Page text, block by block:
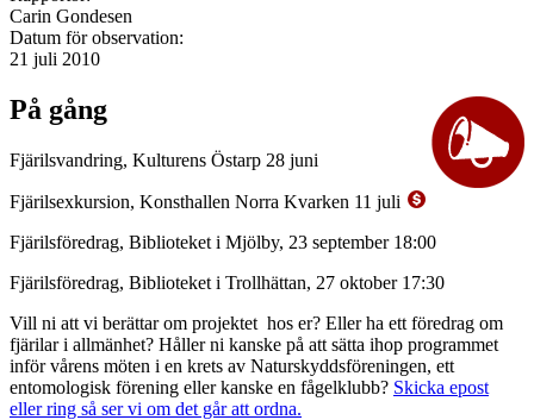
Carin Gondesen
Datum för observation:
21 juli 2010
På gång
Fjärilsvandring, Kulturens Östarp 28 juni
Fjärilsexkursion, Konsthallen Norra Kvarken 11 juli
Fjärilsföredrag, Biblioteket i Mjölby, 23 september 18:00
Fjärilsföredrag, Biblioteket i Trollhättan, 27 oktober 17:30
Vill ni att vi berättar om projektet hos er? Eller ha ett föredrag om
fjärilar i allmänhet? Håller ni kanske på att sätta ihop programmet
inför vårens möten i en krets av Naturskyddsföreningen, ett
entomologisk förening eller kanske en fågelklubb? Skicka epost
eller ring så ser vi om det går att ordna.